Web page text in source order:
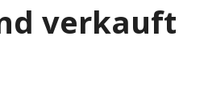
verkauft